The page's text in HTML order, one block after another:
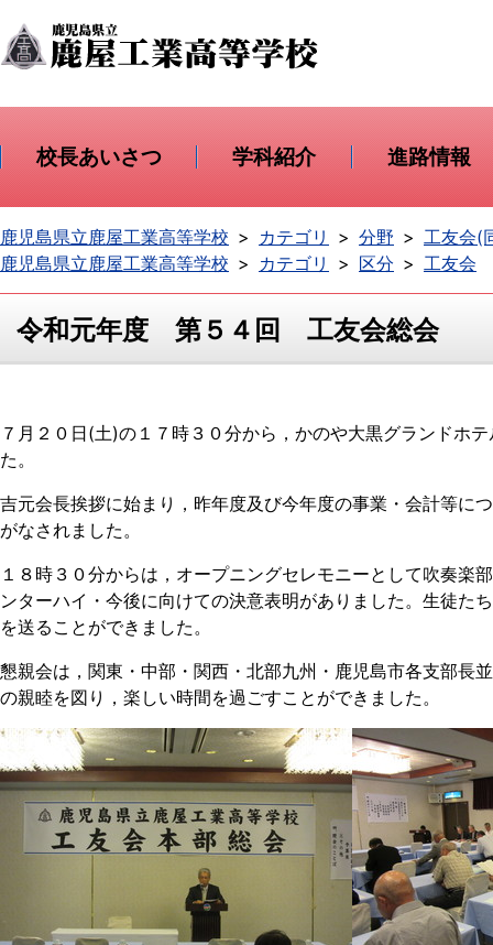
校長あいさつ 学科紹介 進路情報
鹿児島県立鹿屋工業高等学校 カテゴリ 分野
工友会(
鹿児島県立鹿屋工業高等学校
カテゴリ 区分 工友会
令和元年度 第５４回 工友会総会
７月２０日(土)の１７時３０分から，かのや大黒グランドホ
た。
吉元会長挨拶に始まり，昨年度及び今年度の事業・会計等に
がなされました。
１８時３０分からは，オープニングセレモニーとして吹奏楽
ンターハイ・今後に向けての決意表明がありました。生徒た
を送ることができました。
懇親会は，関東・中部・関西・北部九州・鹿児島市各支部長
の親睦を図り，楽しい時間を過ごすことができました。